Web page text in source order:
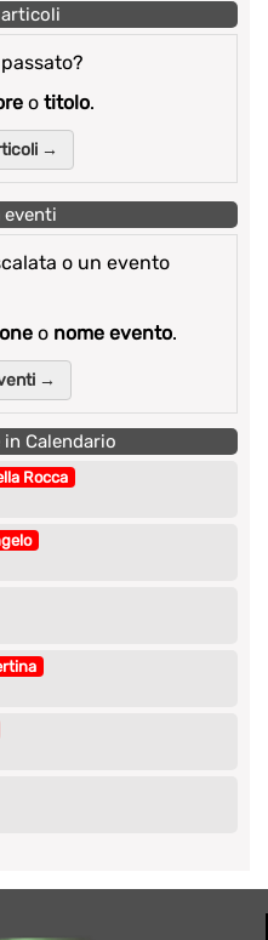
o titolo.
→
eventi
o un evento
o nome evento.
→
Calendario
Rocca